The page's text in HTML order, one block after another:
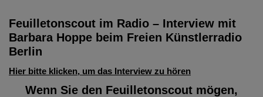
Feuilletonscout im Radio – Interview mit
Barbara Hoppe beim Freien Künstlerradio
Berlin
Hier bitte klicken, um das Interview zu hören
Wenn Sie den Feuilletonscout mögen,